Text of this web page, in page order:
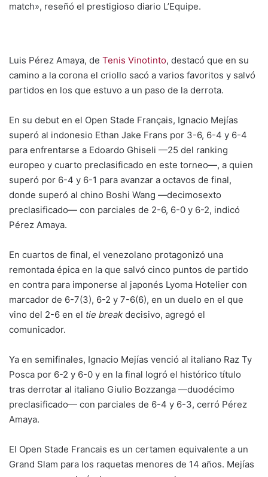
match», reseñó el prestigioso diario L’Equipe.
Luis Pérez Amaya, de Tenis Vinotinto, destacó que en su
camino a la corona el criollo sacó a varios favoritos y salvó
partidos en los que estuvo a un paso de la derrota.
En su debut en el Open Stade Français, Ignacio Mejías
superó al indonesio Ethan Jake Frans por 3-6, 6-4 y 6-4
para enfrentarse a Edoardo Ghiseli —25 del ranking
europeo y cuarto preclasificado en este torneo—, a quien
superó por 6-4 y 6-1 para avanzar a octavos de final,
donde superó al chino Boshi Wang —decimosexto
preclasificado— con parciales de 2-6, 6-0 y 6-2, indicó
Pérez Amaya.
En cuartos de final, el venezolano protagonizó una
remontada épica en la que salvó cinco puntos de partido
en contra para imponerse al japonés Lyoma Hotelier con
marcador de 6-7(3), 6-2 y 7-6(6), en un duelo en el que
vino del 2-6 en el tie break decisivo, agregó el
comunicador.
Ya en semifinales, Ignacio Mejías venció al italiano Raz Ty
Posca por 6-2 y 6-0 y en la final logró el histórico título
tras derrotar al italiano Giulio Bozzanga —duodécimo
preclasificado— con parciales de 6-4 y 6-3, cerró Pérez
Amaya.
El Open Stade Francais es un certamen equivalente a un
Grand Slam para los raquetas menores de 14 años. Mejías